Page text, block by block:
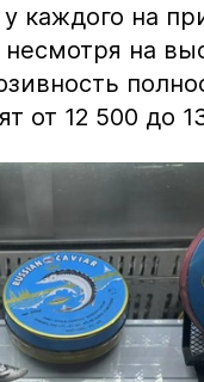
каждого на
на
от 12 500 до